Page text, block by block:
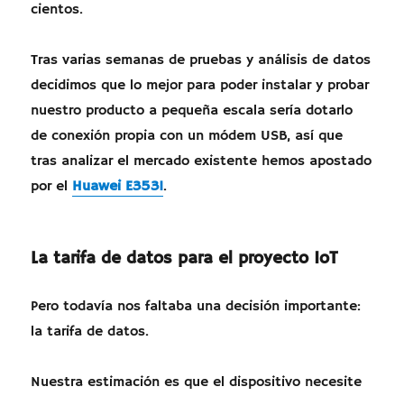
cientos.
Tras varias semanas de pruebas y análisis de datos
decidimos que lo mejor para poder instalar y probar
nuestro producto a pequeña escala sería dotarlo
de conexión propia con un módem USB, así que
tras analizar el mercado existente hemos apostado
por el Huawei E3531.
La tarifa de datos para el proyecto IoT
Pero todavía nos faltaba una decisión importante:
la tarifa de datos.
Nuestra estimación es que el dispositivo necesite